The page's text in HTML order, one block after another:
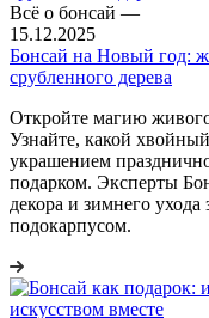
Всё о бонсай —
15.12.2025
Бонсай на Новый год:
срубленного дерева
Откройте магию
Узнайте, какой
украшением
подарком. Эксперты
декора и зимнего
подокарпусом.